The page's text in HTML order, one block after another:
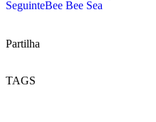
SeguinteBee Bee Sea
Partilha
TAGS